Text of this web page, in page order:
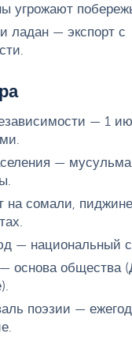
угрожают
ладан — экспорт с
— 1
—
на сомали,
— национальный
основа общества
поэзии —